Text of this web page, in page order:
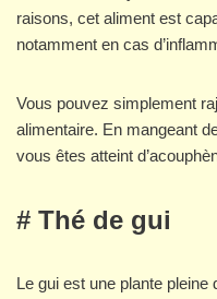
raisons, cet aliment est
notamment en cas
Vous pouvez simplement
alimentaire. En mangeant
vous êtes atteint
# Thé de gui
Le gui est une plante